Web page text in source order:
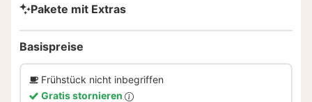
Pakete mit Extras
Basispreise
Frühstück nicht inbegriffen
Gratis stornieren